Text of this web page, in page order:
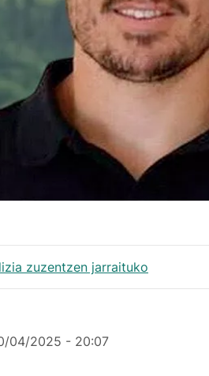
zuzentzen jarraituko
04/2025 - 20:07